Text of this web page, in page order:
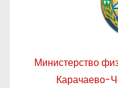
Министерство
Карачаево-